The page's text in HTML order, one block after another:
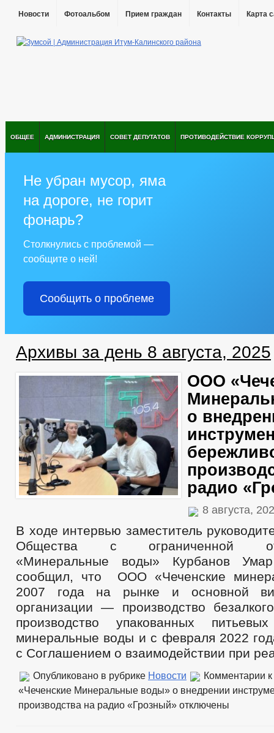
Новости Фотоальбом Прием граждан Контакты Карта
ОБЩЕЕ АДМИНИСТРАЦИЯ СОВЕТ ДЕПУТАТОВ ПРОТИВОДЕЙСТВИЕ
Не убран мусор, яма
на дороге, не горит
фонарь?
Столкнулись с проблемой —
сообщите о ней!
Сообщить о проблеме
Архивы за день 8 августа, 2025
ООО
о
радио
8 августа,
В ходе интервью заместитель
Общества с ограниченной
«Минеральные воды» Курбанов Умар
сообщил, что ООО «Чеченские
2007 года на рынке и основной
организации — производство
производство упакованных
минеральные воды и с февраля 2022
с Соглашением о взаимодействии при
Опубликовано в рубрике Новости Комментарии
«Чеченские Минеральные воды» о внедрении
производства на радио «Грозный» отключены